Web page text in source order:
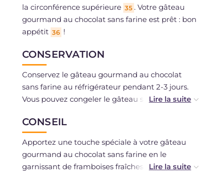
la circonférence supérieure 35 . Votre gâteau
gourmand au chocolat sans farine est prêt : bon
appétit 36 !
CONSERVATION
Conservez le gâteau gourmand au chocolat
sans farine au réfrigérateur pendant 2-3 jours.
Vous pouvez congeler le gâteau si vous avez
sans couverture de ganache. Vous pouvez aussi
préparer la base la veille et la conserver sous
une cloche en verre pour la garnir le jour
suivant.
CONSEIL
Apportez une touche spéciale à votre gâteau
gourmand au chocolat sans farine en le
garnissant de framboises fraîches ou d'une